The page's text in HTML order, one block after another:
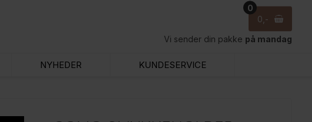
0
0
Vi sender din pakke på mandag
NYHEDER KUNDESERVICE